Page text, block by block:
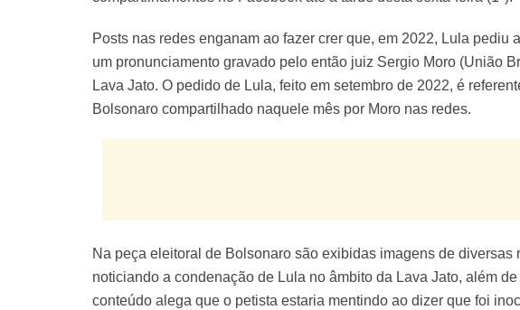
Posts nas redes enganam ao fazer crer que, em 2022, Lula pediu
um pronunciamento gravado pelo então juiz Sergio Moro (União
Lava Jato. O pedido de Lula, feito em setembro de 2022, é
Bolsonaro compartilhado naquele mês por Moro nas redes.
Na peça eleitoral de Bolsonaro são exibidas imagens de diversas
noticiando a condenação de Lula no âmbito da Lava Jato, além
conteúdo alega que o petista estaria mentindo ao dizer que foi